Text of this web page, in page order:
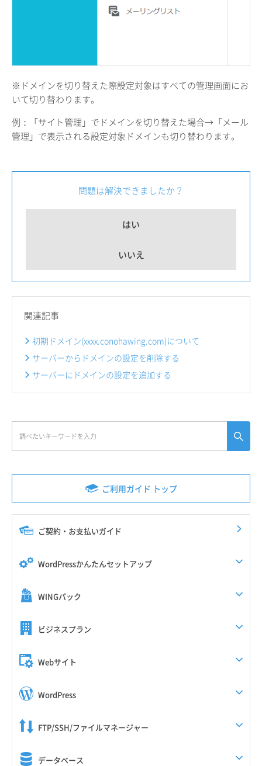
ご利用ガイド トップ
ご契約・お支払いガイド
WordPressかんたんセットアップ
WINGパック
ビジネスプラン
Webサイト
WordPress
FTP/SSH/ファイルマネージャー
データベース
※ドメインを切り替えた際設定対象はすべての管理画面にお
いて切り替わります。
例：「サイト管理」でドメインを切り替えた場合→「メール
管理」で表示される設定対象ドメインも切り替わります。
問題は解決できましたか？
はい
いいえ
関連記事
初期ドメイン(xxxx.conohawing.com)について
サーバーからドメインの設定を削除する
サーバーにドメインの設定を追加する